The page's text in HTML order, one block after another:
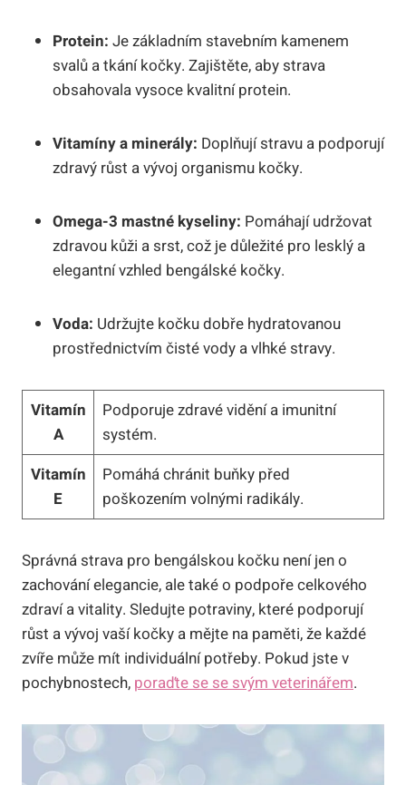
Protein: Je základním stavebním kamenem
svalů a tkání kočky. Zajištěte, aby strava
obsahovala vysoce kvalitní protein.
Vitamíny a minerály: Doplňují stravu a podporují
zdravý růst a vývoj organismu kočky.
Omega-3 mastné kyseliny: Pomáhají udržovat
zdravou kůži a srst, což je důležité pro lesklý a
elegantní vzhled bengálské kočky.
Voda: Udržujte kočku dobře hydratovanou
prostřednictvím čisté vody a vlhké stravy.
Vitamín
A
Podporuje zdravé vidění a imunitní
systém.
Vitamín
E
Pomáhá chránit buňky před
poškozením volnými radikály.
Správná strava pro bengálskou kočku není jen o
zachování elegancie, ale také o podpoře celkového
zdraví a vitality. Sledujte potraviny, které podporují
růst a vývoj vaší kočky a mějte na paměti, že každé
zvíře může mít individuální potřeby. Pokud jste v
pochybnostech, poraďte se se svým veterinářem.